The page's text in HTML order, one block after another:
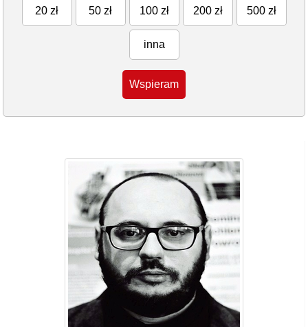
20 zł 50 zł 100 zł 200 zł 500 zł
inna
Wspieram